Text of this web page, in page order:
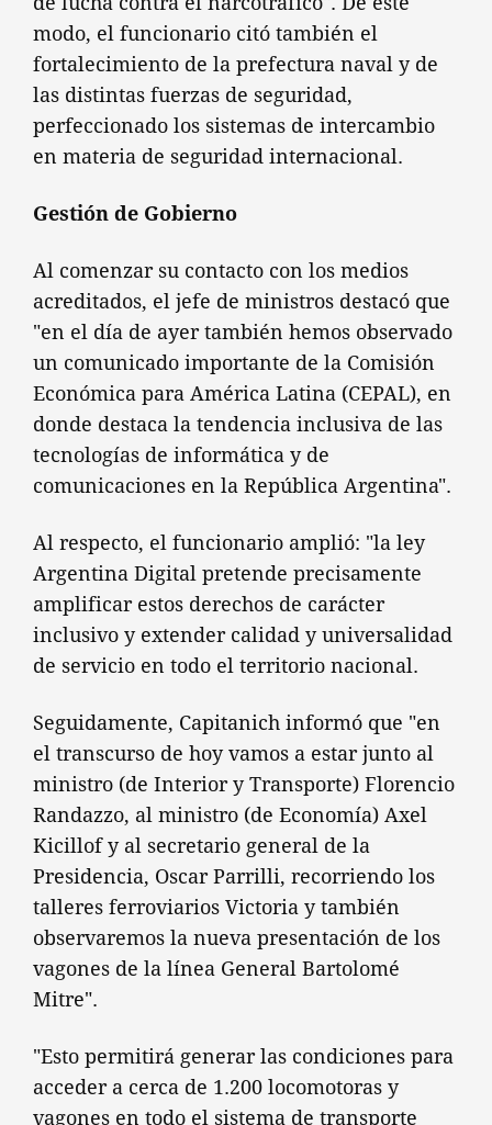
modo, el funcionario citó también el
fortalecimiento de la prefectura naval y de
las distintas fuerzas de seguridad,
perfeccionado los sistemas de intercambio
en materia de seguridad internacional.
Gestión de Gobierno
Al comenzar su contacto con los medios
acreditados, el jefe de ministros destacó que
"en el día de ayer también hemos observado
un comunicado importante de la Comisión
Económica para América Latina (CEPAL), en
donde destaca la tendencia inclusiva de las
tecnologías de informática y de
comunicaciones en la República Argentina".
Al respecto, el funcionario amplió: "la ley
Argentina Digital pretende precisamente
amplificar estos derechos de carácter
inclusivo y extender calidad y universalidad
de servicio en todo el territorio nacional.
Seguidamente, Capitanich informó que "en
el transcurso de hoy vamos a estar junto al
ministro (de Interior y Transporte) Florencio
Randazzo, al ministro (de Economía) Axel
Kicillof y al secretario general de la
Presidencia, Oscar Parrilli, recorriendo los
talleres ferroviarios Victoria y también
observaremos la nueva presentación de los
vagones de la línea General Bartolomé
Mitre".
"Esto permitirá generar las condiciones para
acceder a cerca de 1.200 locomotoras y
vagones en todo el sistema de transporte